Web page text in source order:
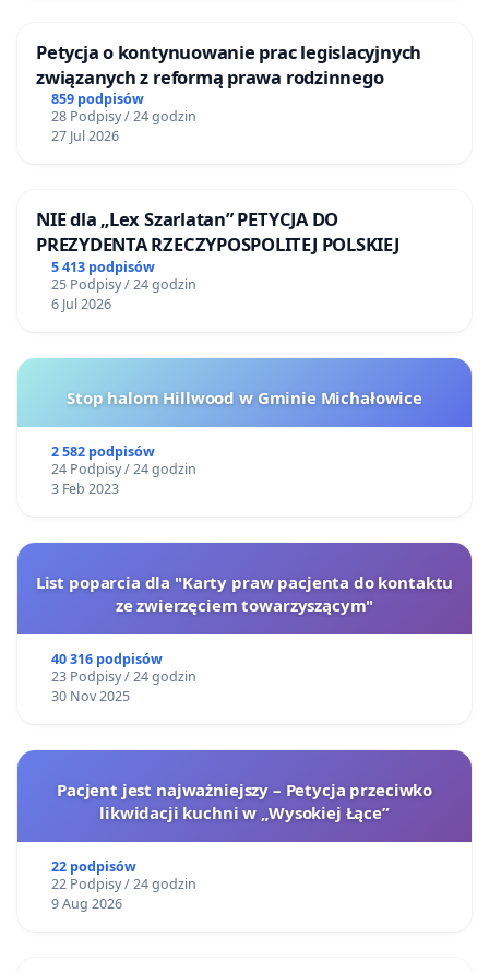
Petycja o kontynuowanie prac legislacyjnych
związanych z reformą prawa rodzinnego
859 podpisów
28 Podpisy / 24 godzin
27 Jul 2026
NIE dla „Lex Szarlatan” PETYCJA DO
PREZYDENTA RZECZYPOSPOLITEJ POLSKIEJ
5 413 podpisów
25 Podpisy / 24 godzin
6 Jul 2026
Stop halom Hillwood w Gminie Michałowice
2 582 podpisów
24 Podpisy / 24 godzin
3 Feb 2023
List poparcia dla "Karty praw pacjenta do kontaktu
ze zwierzęciem towarzyszącym"
40 316 podpisów
23 Podpisy / 24 godzin
30 Nov 2025
Pacjent jest najważniejszy – Petycja przeciwko
likwidacji kuchni w „Wysokiej Łące”
22 podpisów
22 Podpisy / 24 godzin
9 Aug 2026